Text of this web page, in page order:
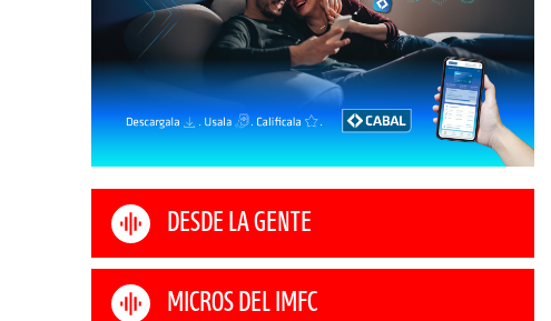
DESDE LA GENTE
MICROS DEL IMFC